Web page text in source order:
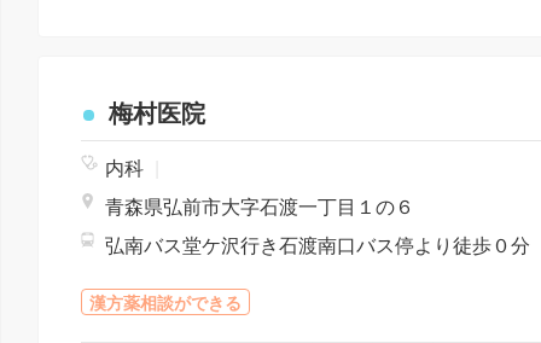
梅村医院
内科
青森県弘前市大字石渡一丁目１の６
弘南バス堂ケ沢行き石渡南口バス停より徒歩０分
漢方薬相談ができる